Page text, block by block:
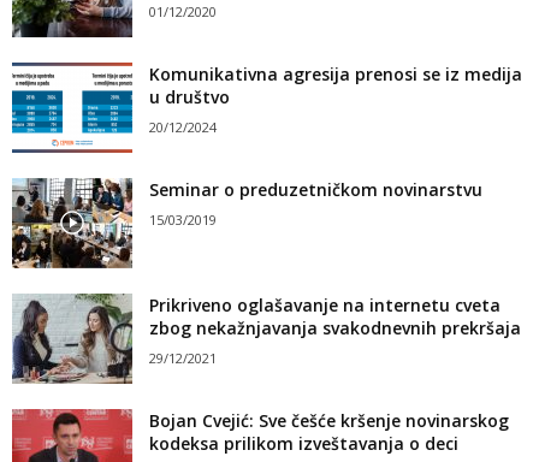
01/12/2020
Komunikativna agresija prenosi se iz medija
u društvo
20/12/2024
Seminar o preduzetničkom novinarstvu
15/03/2019
Prikriveno oglašavanje na internetu cveta
zbog nekažnjavanja svakodnevnih prekršaja
29/12/2021
Bojan Cvejić: Sve češće kršenje novinarskog
kodeksa prilikom izveštavanja o deci